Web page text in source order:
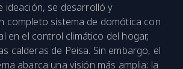
ideación, se desarrolló y
completo sistema de domótica con
en el control climático del hogar,
calderas de Peisa. Sin embargo, el
abarca una visión más amplia: la